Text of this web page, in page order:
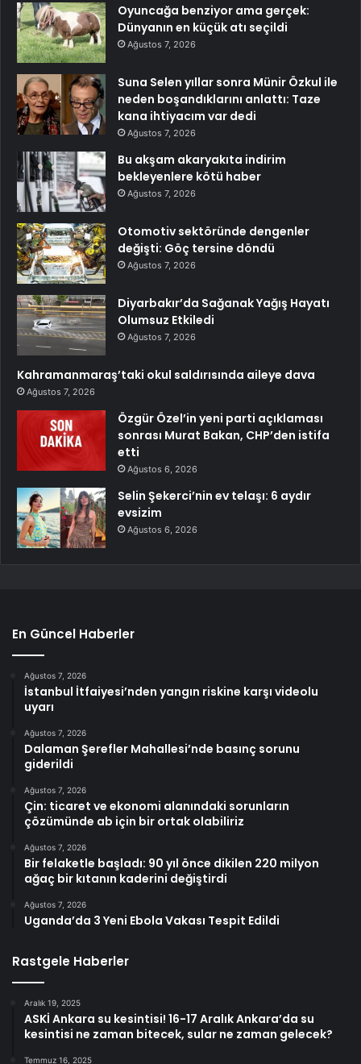
Oyuncağa benziyor ama gerçek:
Dünyanın en küçük atı seçildi
Ağustos 7, 2026
Suna Selen yıllar sonra Münir Özkul ile
neden boşandıklarını anlattı: Taze
kana ihtiyacım var dedi
Ağustos 7, 2026
Bu akşam akaryakıta indirim
bekleyenlere kötü haber
Ağustos 7, 2026
Otomotiv sektöründe dengenler
değişti: Göç tersine döndü
Ağustos 7, 2026
Diyarbakır’da Sağanak Yağış Hayatı
Olumsuz Etkiledi
Ağustos 7, 2026
Kahramanmaraş’taki okul saldırısında aileye dava
Ağustos 7, 2026
Özgür Özel’in yeni parti açıklaması
sonrası Murat Bakan, CHP’den istifa
etti
Ağustos 6, 2026
Selin Şekerci’nin ev telaşı: 6 aydır
evsizim
Ağustos 6, 2026
En Güncel Haberler
Ağustos 7, 2026
İstanbul İtfaiyesi’nden yangın riskine karşı videolu
uyarı
Ağustos 7, 2026
Dalaman Şerefler Mahallesi’nde basınç sorunu
giderildi
Ağustos 7, 2026
Çin: ticaret ve ekonomi alanındaki sorunların
çözümünde ab için bir ortak olabiliriz
Ağustos 7, 2026
Bir felaketle başladı: 90 yıl önce dikilen 220 milyon
ağaç bir kıtanın kaderini değiştirdi
Ağustos 7, 2026
Uganda’da 3 Yeni Ebola Vakası Tespit Edildi
Rastgele Haberler
Aralık 19, 2025
ASKİ Ankara su kesintisi! 16-17 Aralık Ankara’da su
kesintisi ne zaman bitecek, sular ne zaman gelecek?
Temmuz 16, 2025